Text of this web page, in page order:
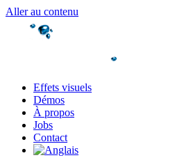
Aller au contenu
Effets visuels
Démos
À propos
Jobs
Contact